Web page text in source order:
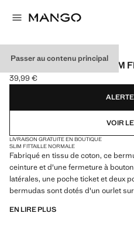
Passer au contenu principal
BERMUDA EN JEAN SLIM
Prix actuel [39,99 € ]
39,99 €
Choisissez une couleur
VOIR
LIVRAISON GRATUITE EN BOUTIQUE
SLIM FITTAILLE NORMALE
Fabriqué en tissu de coton, ce
ceinture et d'une fermeture à
latérales, une poche ticket et deux
bermudas sont dotés d'un ourlet
EN LIRE PLUS